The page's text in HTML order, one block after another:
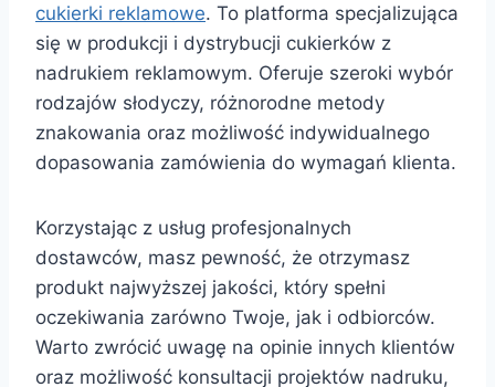
cukierki reklamowe. To platforma specjalizująca
się w produkcji i dystrybucji cukierków z
nadrukiem reklamowym. Oferuje szeroki wybór
rodzajów słodyczy, różnorodne metody
znakowania oraz możliwość indywidualnego
dopasowania zamówienia do wymagań klienta.
Korzystając z usług profesjonalnych
dostawców, masz pewność, że otrzymasz
produkt najwyższej jakości, który spełni
oczekiwania zarówno Twoje, jak i odbiorców.
Warto zwrócić uwagę na opinie innych klientów
oraz możliwość konsultacji projektów nadruku,